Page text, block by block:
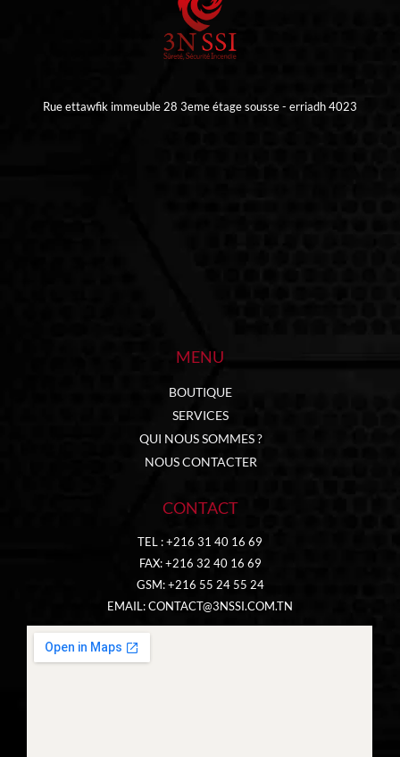
Rue ettawfik immeuble 28 3eme étage sousse - erriadh 4023
MENU
BOUTIQUE
SERVICES
QUI NOUS SOMMES ?
NOUS CONTACTER
CONTACT
TEL : +216 31 40 16 69
FAX: +216 32 40 16 69
GSM: +216 55 24 55 24
EMAIL:CONTACT@3NSSI.COM.TN